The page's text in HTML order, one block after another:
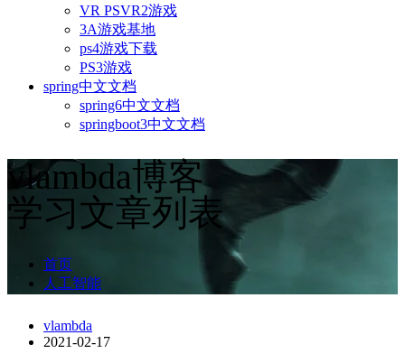
VR PSVR2游戏
3A游戏基地
ps4游戏下载
PS3游戏
spring中文文档
spring6中文文档
springboot3中文文档
vlambda博客
学习文章列表
首页
人工智能
vlambda
2021-02-17